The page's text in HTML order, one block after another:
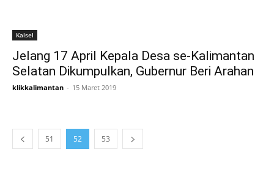
Kalsel
Jelang 17 April Kepala Desa se-Kalimantan
Selatan Dikumpulkan, Gubernur Beri Arahan
klikkalimantan - 15 Maret 2019
51 52 53